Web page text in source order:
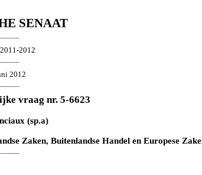
SENAAT
2012
2012
vraag nr. 5-6623
(sp.a)
Zaken, Buitenlandse Handel en Europese